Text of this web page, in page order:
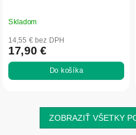
Skladom
14,55 € bez DPH
17,90 €
Do košíka
ZOBRAZIŤ VŠETKY